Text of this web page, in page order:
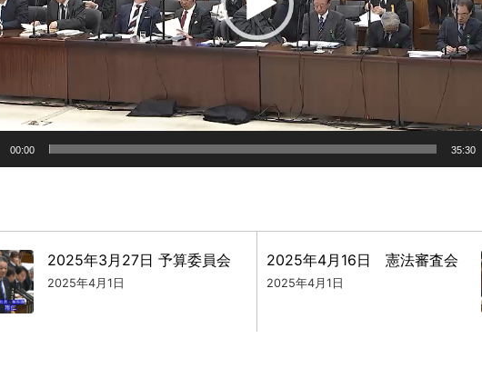
ー
00:00 35:30
2025年3月27日 予算委員会
2025年4月1日
2025年4月16日 憲法審査会
2025年4月1日